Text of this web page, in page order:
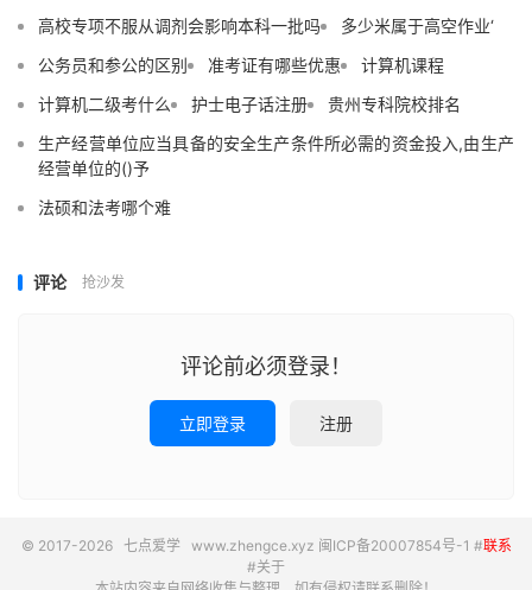
高校专项不服从调剂会影响本科一批吗
多少米属于高空作业‘
公务员和参公的区别
准考证有哪些优惠
计算机课程
计算机二级考什么
护士电子话注册
贵州专科院校排名
生产经营单位应当具备的安全生产条件所必需的资金投入,由生产
经营单位的()予
法硕和法考哪个难
评论 抢沙发
评论前必须登录！
立即登录 注册
© 2017-2026 七点爱学www.zhengce.xyz 闽ICP备20007854号-1 #联系
#关于